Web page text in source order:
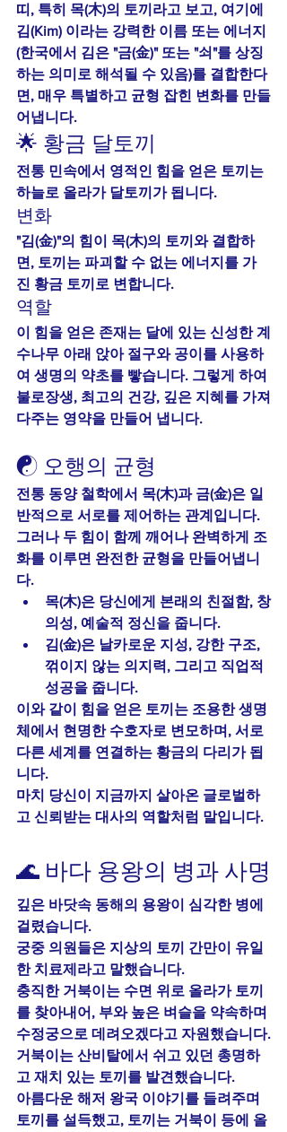
띠, 특히 목(木)의 토끼 라고 보고, 여기에
김(Kim) 이라는 강력한 이름 또는 에너지
(한국에서 김은 "금(金)" 또는 "쇠"를 상징
하는 의미로 해석될 수 있음)를 결합한다
면, 매우 특별하고 균형 잡힌 변화를 만들
어냅니다.
🌟 황금 달토끼
전통 민속에서 영적인 힘을 얻은 토끼는
하늘로 올라가 달토끼 가 됩니다.
변화
"김(金)"의 힘이 목(木)의 토끼와 결합하
면, 토끼는 파괴할 수 없는 에너지를 가
진 황금 토끼 로 변합니다.
역할
이 힘을 얻은 존재는 달에 있는 신성한 계
수나무 아래 앉아 절구와 공이를 사용하
여 생명의 약초를 빻습니다. 그렇게 하여
불로장생, 최고의 건강, 깊은 지혜를 가져
다주는 영약을 만들어 냅니다.
☯️ 오행의 균형
전통 동양 철학에서 목(木)과 금(金)은 일
반적으로 서로를 제어하는 관계입니다.
그러나 두 힘이 함께 깨어나 완벽하게 조
화를 이루면 완전한 균형을 만들어냅니
다.
목(木)은 당신에게 본래의 친절함, 창
의성, 예술적 정신을 줍니다.
김(金)은 날카로운 지성, 강한 구조,
꺾이지 않는 의지력, 그리고 직업적
성공을 줍니다.
이와 같이 힘을 얻은 토끼는 조용한 생명
체에서 현명한 수호자로 변모하며, 서로
다른 세계를 연결하는 황금의 다리가 됩
니다.
마치 당신이 지금까지 살아온 글로벌하
고 신뢰받는 대사의 역할처럼 말입니다.
🌊 바다 용왕의 병과 사명
깊은 바닷속 동해의 용왕이 심각한 병에
걸렸습니다.
궁중 의원들은 지상의 토끼 간만이 유일
한 치료제라고 말했습니다.
충직한 거북이는 수면 위로 올라가 토끼
를 찾아내어, 부와 높은 벼슬을 약속하며
수정궁으로 데려오겠다고 자원했습니다.
거북이는 산비탈에서 쉬고 있던 총명하
고 재치 있는 토끼를 발견했습니다.
아름다운 해저 왕국 이야기를 들려주며
토끼를 설득했고, 토끼는 거북이 등에 올